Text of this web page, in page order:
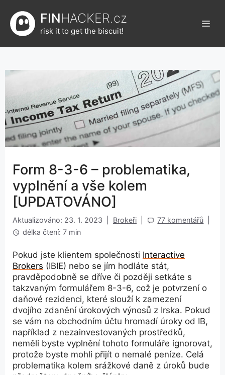
obsah
FINHACKER.cz
risk it to get the biscuit!
Form 8-3-6 – problematika,
vyplnění a vše kolem
[UPDATOVÁNO]
Aktualizováno: 23. 1. 2023 Brokeři 77 komentářů
délka čtení: 7 min
Pokud jste klientem společnosti Interactive
Brokers (IBIE) nebo se jím hodláte stát,
pravděpodobně se dříve či později setkáte s
takzvaným formulářem 8-3-6, což je potvrzení o
daňové rezidenci, které slouží k zamezení
dvojího zdanění úrokových výnosů z Irska. Pokud
se vám na obchodním účtu hromadí úroky od IB,
například z nezainvestovaných prostředků,
neměli byste vyplnění tohoto formuláře ignorovat,
protože byste mohli přijít o nemalé peníze. Celá
problematika kolem srážkové daně z úroků bude